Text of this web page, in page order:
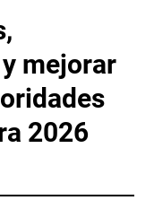
mejorar
2026